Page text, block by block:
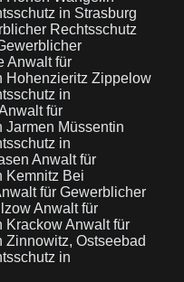
in Strasburg
Rechtsschutz
Anwalt für
Hohenzieritz Zippelow
in
für
Jarmen Müssentin
in
Anwalt für
Kemnitz Bei
für Gewerblicher
Anwalt für
KrackowAnwalt für
Ostseebad
in